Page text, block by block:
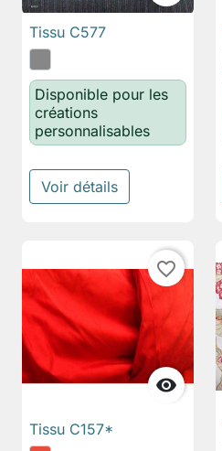
Tissu C577
Disponible pour les
créations
personnalisables
Voir détails

favorite_border
Tissu C157*